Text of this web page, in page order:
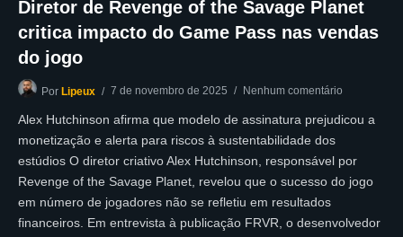
Diretor de Revenge of the Savage Planet
critica impacto do Game Pass nas vendas
do jogo
Por Lipeux 7 de novembro de 2025 Nenhum comentário
Alex Hutchinson afirma que modelo de assinatura prejudicou a
monetização e alerta para riscos à sustentabilidade dos
estúdios O diretor criativo Alex Hutchinson, responsável por
Revenge of the Savage Planet, revelou que o sucesso do jogo
em número de jogadores não se refletiu em resultados
financeiros. Em entrevista à publicação FRVR, o desenvolvedor